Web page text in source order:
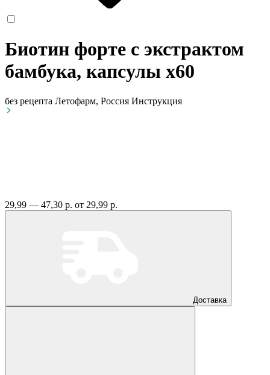
Биотин форте с экстрактом
бамбука, капсулы x60
без рецепта Летофарм, Россия Инструкция
29,99 — 47,30 р. от 29,99 р.
Доставка